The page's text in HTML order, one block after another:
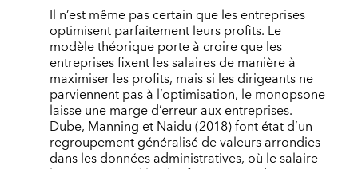
Il n’est même pas certain que les entreprises
optimisent parfaitement leurs profits. Le
modèle théorique porte à croire que les
entreprises fixent les salaires de manière à
maximiser les profits, mais si les dirigeants ne
parviennent pas à l’optimisation, le monopsone
laisse une marge d’erreur aux entreprises.
Dube, Manning et Naidu (2018) font état d’un
regroupement généralisé de valeurs arrondies
dans les données administratives, où le salaire